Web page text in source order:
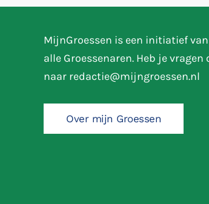
MijnGroessen is een initiatief
alle Groessenaren. Heb je
naar redactie@mijngroessen.nl
Over mijn Groessen